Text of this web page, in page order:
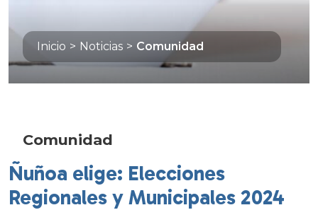
Inicio > Noticias > Comunidad
Comunidad
Ñuñoa elige: Elecciones
Regionales y Municipales 2024